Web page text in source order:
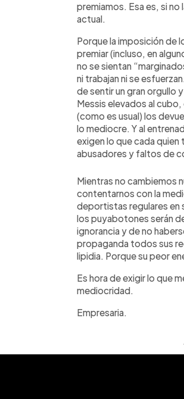
premiamos. Esa es, si no
actual.
Porque la imposición de
premiar (incluso, en
no se sientan
ni trabajan ni se
de sentir un gran orgullo
Messis elevados al
(como es usual) los
lo mediocre. Y al
exigen lo que cada quien
abusadores y faltos de
Mientras no cambiemos
contentarnos con la
deportistas regulares en
los puyabotones serán
ignorancia y de no
propaganda todos sus
lipidia. Porque su peor
Es hora de exigir lo que
mediocridad.
Empresaria.